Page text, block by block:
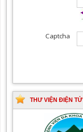
THƯ VIỆN ĐIỆN TỬ